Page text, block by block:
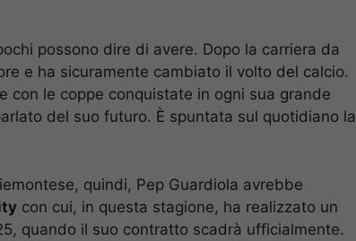
possono dire di avere. Dopo la carriera da
e ha sicuramente cambiato il volto del calcio.
con le coppe conquistate in ogni sua grande
del suo futuro. È spuntata sul quotidiano la
quindi, Pep Guardiola avrebbe
con cui, in questa stagione, ha realizzato un
quando il suo contratto scadrà ufficialmente.